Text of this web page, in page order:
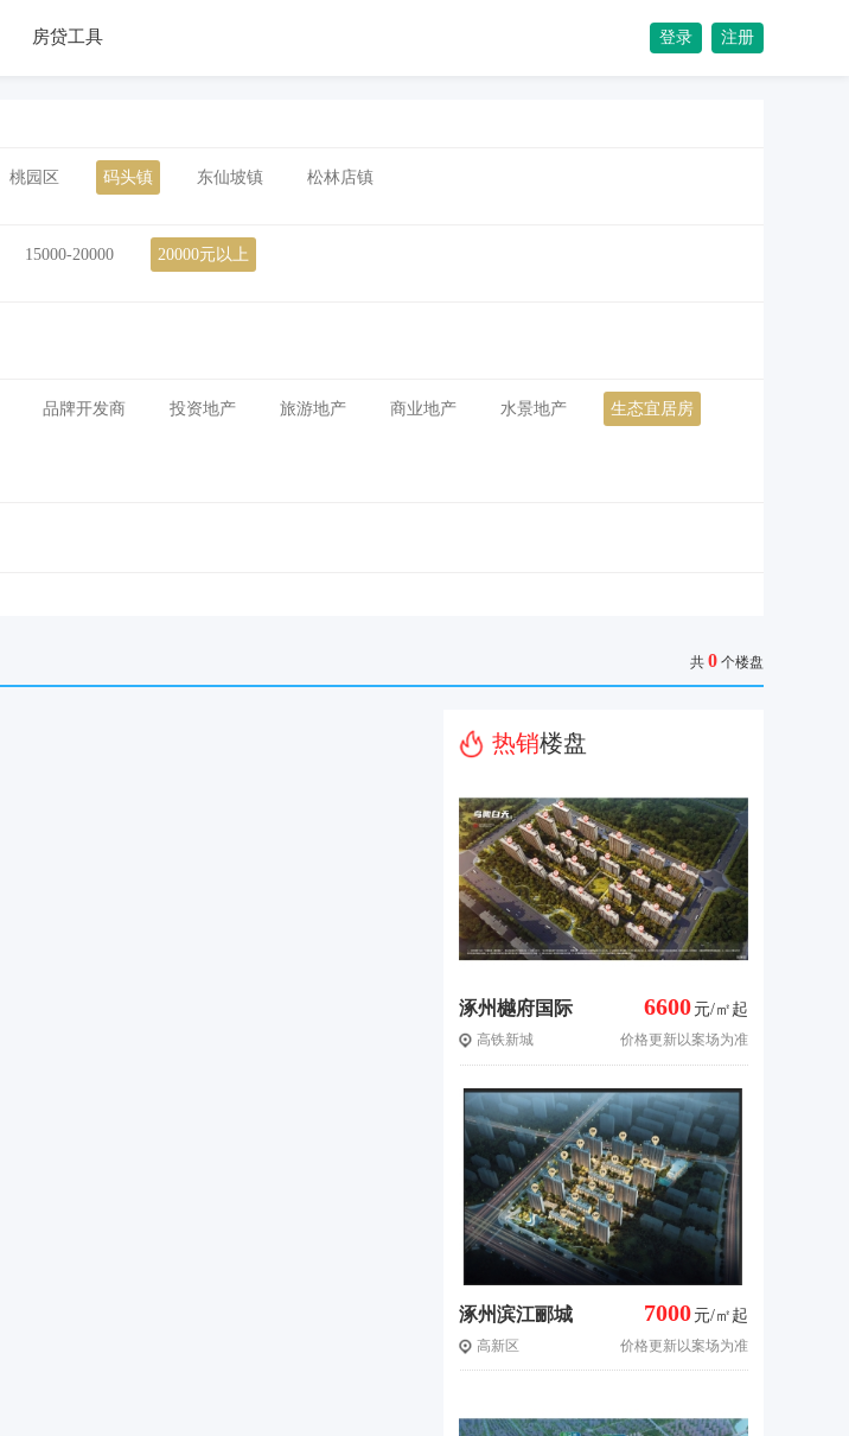
房贷工具 登录 注册
桃园区 码头镇 东仙坡镇 松林店镇
15000-20000 20000元以上
品牌开发商 投资地产 旅游地产 商业地产 水景地产 生态宜居房
共 0 个楼盘
热销楼盘
涿州樾府国际 元/㎡起
6600
高铁新城 价格更新以案场为准
涿州滨江郦城 元/㎡起
7000
高新区 价格更新以案场为准